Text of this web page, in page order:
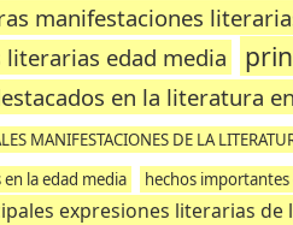
manifestaciones
literarias edad media
en la literatura
MANIFESTACIONES DE LA
la edad media hechos
expresiones literarias de